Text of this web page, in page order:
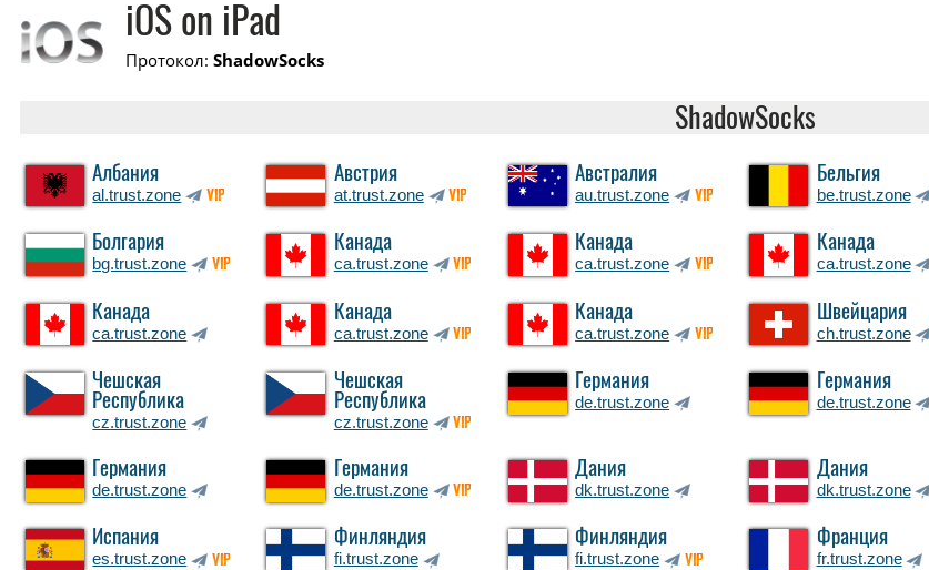
iOS on iPad
Протокол: ShadowSocks
ShadowSocks
Албания
al.trust.zone VIP
Австрия
at.trust.zone VIP
Австралия
au.trust.zone VIP
Бельгия
be.trust.zone
Болгария
bg.trust.zone VIP
Канада
ca.trust.zone VIP
Канада
ca.trust.zone VIP
Канада
ca.trust.zone
Канада
ca.trust.zone
Канада
ca.trust.zone VIP
Канада
ca.trust.zone VIP
Швейцария
ch.trust.zone
Чешская
Республика
cz.trust.zone
Чешская
Республика
cz.trust.zone VIP
Германия
de.trust.zone
Германия
de.trust.zone
Германия
de.trust.zone
Германия
de.trust.zone VIP
Дания
dk.trust.zone
Дания
dk.trust.zone
Испания
es.trust.zone VIP
Финляндия
fi.trust.zone
Финляндия
fi.trust.zone VIP
Франция
fr.trust.zone